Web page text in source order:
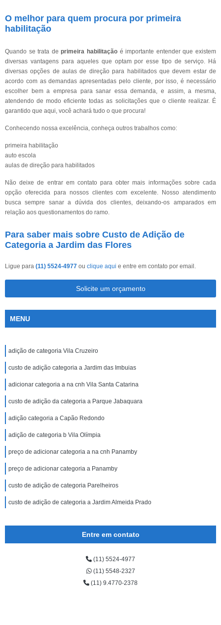
O melhor para quem procura por primeira
habilitação
Quando se trata deprimeira habilitação é importante entender que existem
diversas vantagens para aqueles que optam por esse tipo de serviço. Há
diversas opções de aulas de direção para habilitados que devem estar de
acordo com as demandas apresentadas pelo cliente, por isso, é necessário
escolher bem a empresa para sanar essa demanda, e assim, a mesma,
atendendo de modo eficiente todas as solicitações que o cliente realizar. É
garantido que aqui, você achará tudo o que procura!
Conhecendo nossa excelência, conheça outros trabalhos como:
primeira habilitação
auto escola
aulas de direção para habilitados
Não deixe de entrar em contato para obter mais informações sobre cada
opção oferecida para nossos clientes com excelente. Nosso atendimento
busca sempre sanar a dúvida dos clientes, deixando-os amparados em
relação aos questionamentos do ramo.
Para saber mais sobre Custo de Adição de
Categoria a Jardim das Flores
Ligue para (11) 5524-4977 ou clique aqui e entre em contato por email.
Solicite um orçamento
MENU
adição de categoria Vila Cruzeiro
custo de adição categoria a Jardim das Imbuias
adicionar categoria a na cnh Vila Santa Catarina
custo de adição da categoria a Parque Jabaquara
adição categoria a Capão Redondo
adição de categoria b Vila Olímpia
preço de adicionar categoria a na cnh Panamby
preço de adicionar categoria a Panamby
custo de adição de categoria Parelheiros
custo de adição de categoria a Jardim Almeida Prado
Entre em contato
(11) 5524-4977
(11) 5548-2327
(11) 9.4770-2378